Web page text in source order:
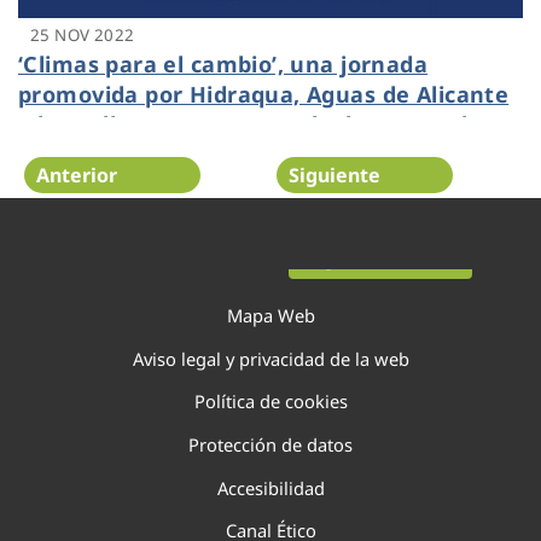
25 NOV 2022
‘Climas para el cambio’, una jornada
promovida por Hidraqua, Aguas de Alicante
y la UA llega a Petrer que lucha contra la
crisis climática
Anterior Siguiente
Mapa Web
Aviso legal y privacidad de la web
Política de cookies
Protección de datos
Accesibilidad
Canal Ético